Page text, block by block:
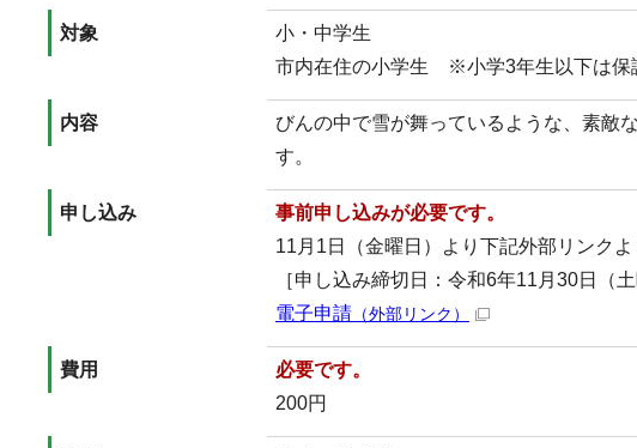
対象
小・中学生
市内在住の小学生 ※小学3年生以下は保
内容
びんの中で雪が舞っているような、素敵
す。
申し込み
事前申し込みが必要です。
11月1日（金曜日）より下記外部リンク
［申し込み締切日：令和6年11月30日（土
電子申請 （外部リンク）
費用
必要です。
200円